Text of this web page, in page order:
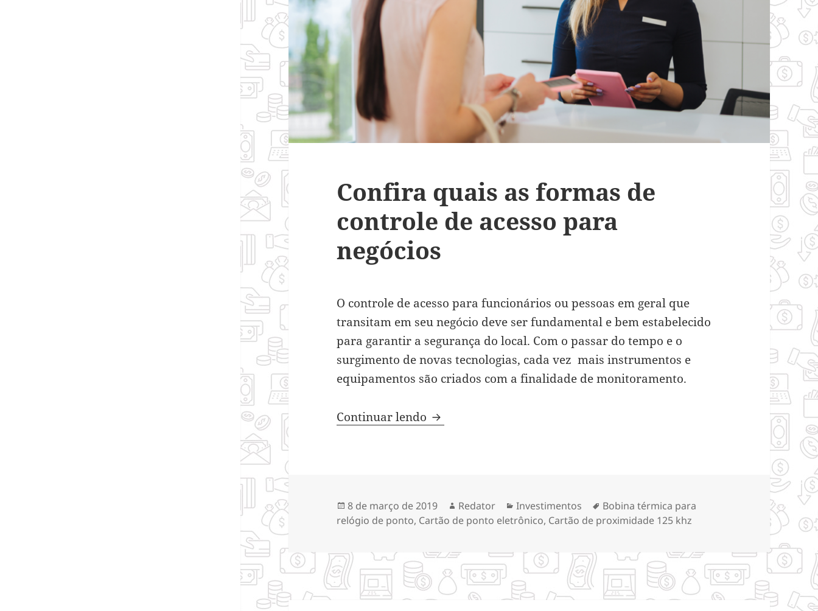
Confira quais as formas de
controle de acesso para
negócios
O controle de acesso para funcionários ou pessoas em geral que
transitam em seu negócio deve ser fundamental e bem estabelecido
para garantir a segurança do local. Com o passar do tempo e o
surgimento de novas tecnologias, cada vez mais instrumentos e
equipamentos são criados com a finalidade de monitoramento.
Continuar lendo Confira quais as formas de controle de acesso para negócios
Publicado
em
8 de março de 2019 Autor
Redator Categorias
Investimentos Tags
Bobina térmica para
relógio de ponto, Cartão de ponto eletrônico, Cartão de proximidade 125 khz